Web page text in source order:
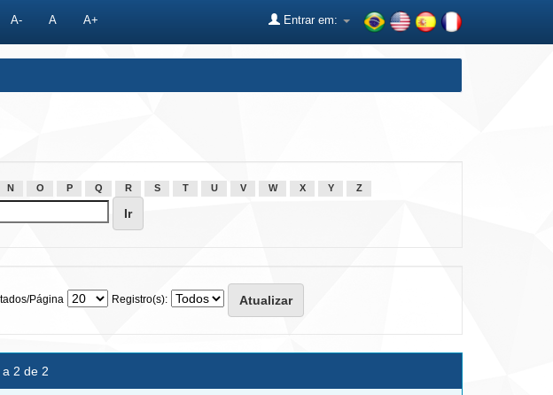
A- A A+ Entrar em:
N O P Q R S T U V W X Y Z
Página Registro(s):
2 de 2